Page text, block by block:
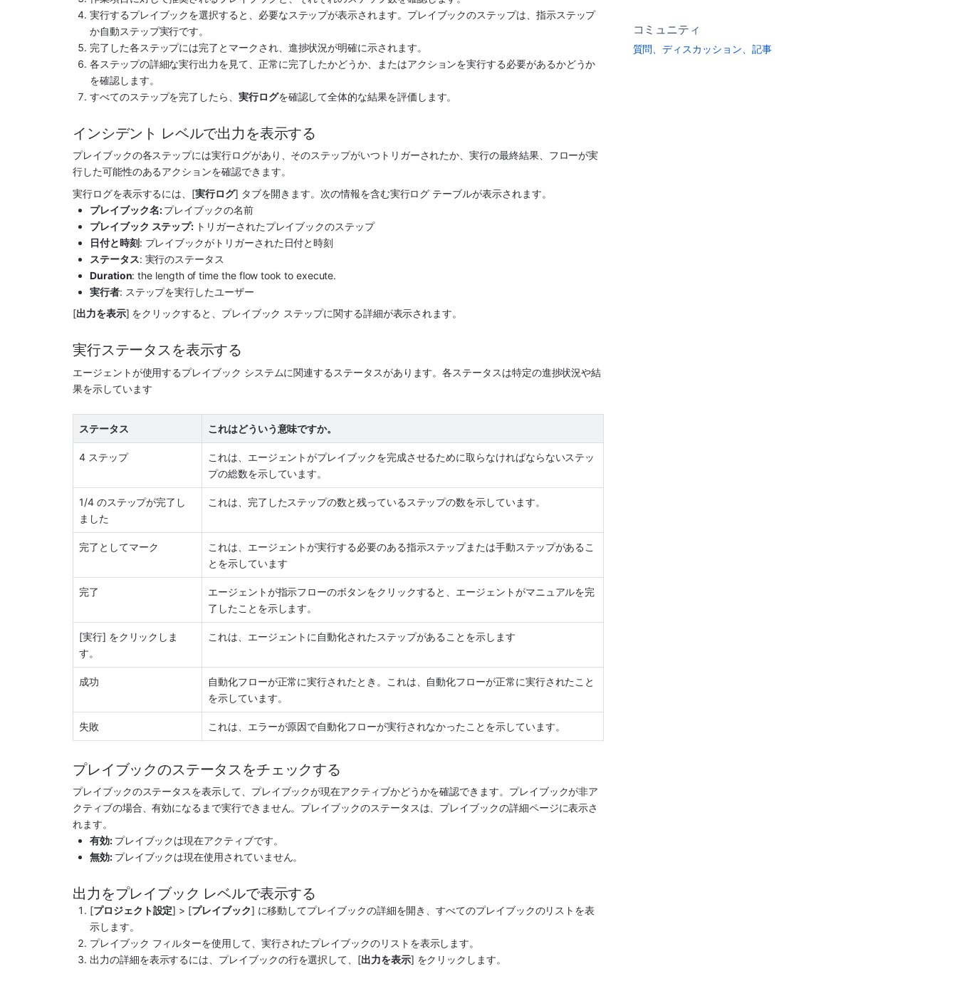
実行するプレイブックを選択すると、必要なステップが表示されます。プレイブックのステップは、指示ステップ
か自動ステップ実行です。
完了した各ステップには完了とマークされ、進捗状況が明確に示されます。
各ステップの詳細な実行出力を見て、正常に完了したかどうか、またはアクションを実行する必要があるかどうか
を確認します。
すべてのステップを完了したら、 実行ログを確認して全体的な結果を評価します。
インシデント レベルで出力を表示する
プレイブックの各ステップには実行ログがあり、そのステップがいつトリガーされたか、実行の最終結果、フローが実
行した可能性のあるアクションを確認できます。
実行ログを表示するには、[実行ログ] タブを開きます。次の情報を含む実行ログ テーブルが表示されます。
プレイブック名: プレイブックの名前
プレイブック ステップ: トリガーされたプレイブックのステップ
日付と時刻: プレイブックがトリガーされた日付と時刻
ステータス: 実行のステータス
Duration: the length of time the flow took to execute.
実行者: ステップを実行したユーザー
[出力を表示] をクリックすると、プレイブック ステップに関する詳細が表示されます。
実行ステータスを表示する
エージェントが使用するプレイブック システムに関連するステータスがあります。各ステータスは特定の進捗状況や結
果を示しています
ステータス これはどういう意味ですか。
4 ステップ
これは、エージェントがプレイブックを完成させるために取らなければならないステッ
プの総数を示しています。
1/4 のステップが完了し
ました
これは、完了したステップの数と残っているステップの数を示しています。
完了としてマーク
これは、エージェントが実行する必要のある指示ステップまたは手動ステップがあるこ
とを示しています
完了
エージェントが指示フローのボタンをクリックすると、エージェントがマニュアルを完
了したことを示します。
[実行] をクリックしま
す。
これは、エージェントに自動化されたステップがあることを示します
成功
自動化フローが正常に実行されたとき。これは、自動化フローが正常に実行されたこと
を示しています。
失敗 これは、エラーが原因で自動化フローが実行されなかったことを示しています。
プレイブックのステータスをチェックする
プレイブックのステータスを表示して、プレイブックが現在アクティブかどうかを確認できます。プレイブックが非ア
クティブの場合、有効になるまで実行できません。プレイブックのステータスは、プレイブックの詳細ページに表示さ
れます。
有効: プレイブックは現在アクティブです。
無効: プレイブックは現在使用されていません。
出力をプレイブック レベルで表示する
[プロジェクト設定] > [プレイブック] に移動してプレイブックの詳細を開き、すべてのプレイブックのリストを表
示します。
プレイブック フィルターを使用して、実行されたプレイブックのリストを表示します。
出力の詳細を表示するには、プレイブックの行を選択して、[出力を表示] をクリックします。
コミュニティ
質問、ディスカッション、記事